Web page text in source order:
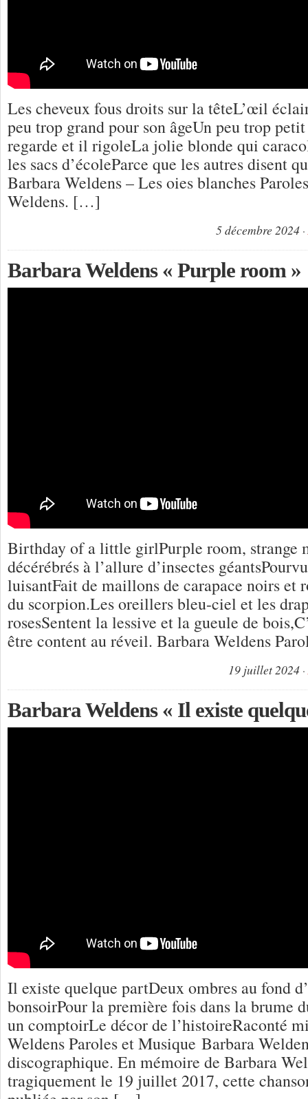
Les cheveux fous droits sur la têteL’œil
peu trop grand pour son âgeUn peu trop
regarde et il rigoleLa jolie blonde qui
les sacs d’écoleParce que les autres disent
Barbara Weldens – Les oies blanches
Weldens. […]
5 décembre 2024
Barbara Weldens « Purple room »
Birthday of a little girlPurple room, strange
décérébrés à l’allure d’insectes
luisantFait de maillons de carapace noirs et
du scorpion.Les oreillers bleu-ciel et les
rosesSentent la lessive et la gueule de
être content au réveil. Barbara Weldens
19 juillet 2024
Barbara Weldens « Il existe
Il existe quelque partDeux ombres au fond
bonsoirPour la première fois dans la brume
un comptoirLe décor de l’histoireRaconté
Weldens Paroles et Musique Barbara
discographique. En mémoire de Barbara
tragiquement le 19 juillet 2017, cette